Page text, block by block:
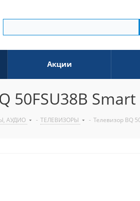
Акции
50FSU38B Smart
АУДИО - ТЕЛЕВИЗОРЫ - Телевизор BQ